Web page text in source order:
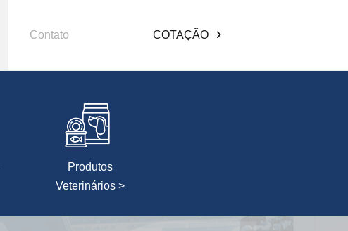
Contato COTAÇÃO
Produtos
Veterinários >